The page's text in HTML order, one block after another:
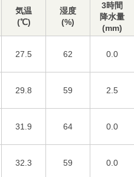
気温
(℃)
湿度
(%)
3時間
降水量
(mm)
27.5 62 0.0
29.8 59 2.5
31.9 64 0.0
32.3 59 0.0